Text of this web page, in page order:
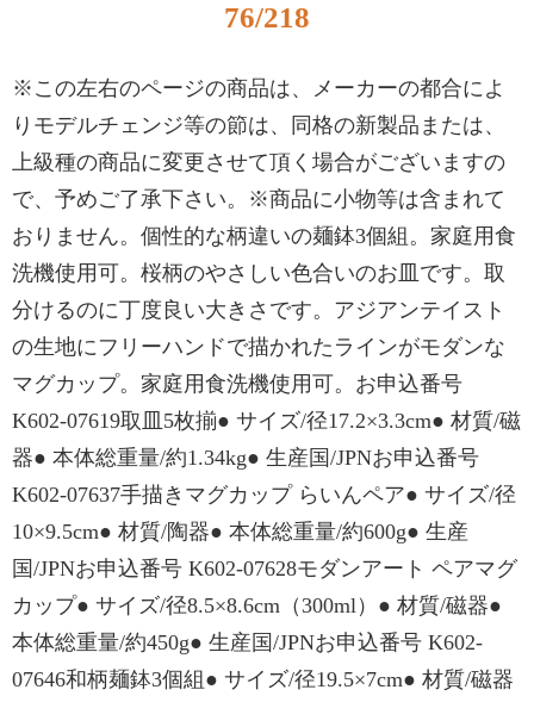
76/218
※この左右のページの商品は、メーカーの都合によ
りモデルチェンジ等の節は、同格の新製品または、
上級種の商品に変更させて頂く場合がございますの
で、予めご了承下さい。※商品に小物等は含まれて
おりません。個性的な柄違いの麺鉢3個組。家庭用食
洗機使用可。桜柄のやさしい色合いのお皿です。取
分けるのに丁度良い大きさです。アジアンテイスト
の生地にフリーハンドで描かれたラインがモダンな
マグカップ。家庭用食洗機使用可。お申込番号
K602-07619取皿5枚揃● サイズ/径17.2×3.3cm● 材質/磁
器● 本体総重量/約1.34kg● 生産国/JPNお申込番号
K602-07637手描きマグカップ らいんペア● サイズ/径
10×9.5cm● 材質/陶器● 本体総重量/約600g● 生産
国/JPNお申込番号 K602-07628モダンアート ペアマグ
カップ● サイズ/径8.5×8.6cm（300ml）● 材質/磁器●
本体総重量/約450g● 生産国/JPNお申込番号 K602-
07646和柄麺鉢3個組● サイズ/径19.5×7cm● 材質/磁器